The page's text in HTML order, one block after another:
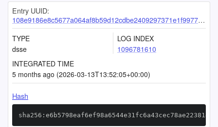
Entry UUID:
108e9186e8c5677a064af8b59d12cdbe2409297371e1f997718cb7af9ee92a119c6318dc31da18d6
TYPE
dsse
LOG INDEX
1096781610
INTEGRATED TIME
5 months ago (2026-03-13T13:52:05+00:00)
Hash